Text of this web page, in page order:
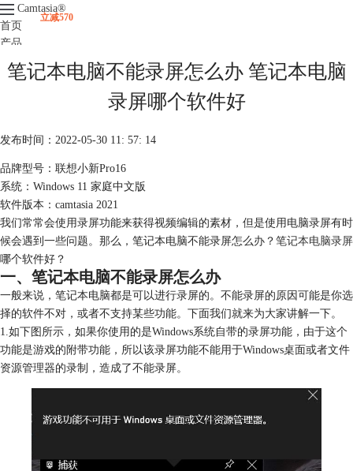
Camtasia®
首页
产品
下载
升级
立减570
笔记本电脑不能录屏怎么办 笔记本电脑
录屏哪个软件好
发布时间：2022-05-30 11: 57: 14
品牌型号：联想小新Pro16
系统：Windows 11 家庭中文版
软件版本：camtasia 2021
我们常常会使用录屏功能来获得视频编辑的素材，但是使用电脑录屏有时
候会遇到一些问题。那么，笔记本电脑不能录屏怎么办？笔记本电脑录屏
哪个软件好？
一、笔记本电脑不能录屏怎么办
一般来说，笔记本电脑都是可以进行录屏的。不能录屏的原因可能是你选
择的软件不对，或者不支持某些功能。下面我们就来为大家讲解一下。
1.如下图所示，如果你使用的是Windows系统自带的录屏功能，由于这个
功能是游戏的附带功能，所以该录屏功能不能用于Windows桌面或者文件
资源管理器的录制，造成了不能录屏。